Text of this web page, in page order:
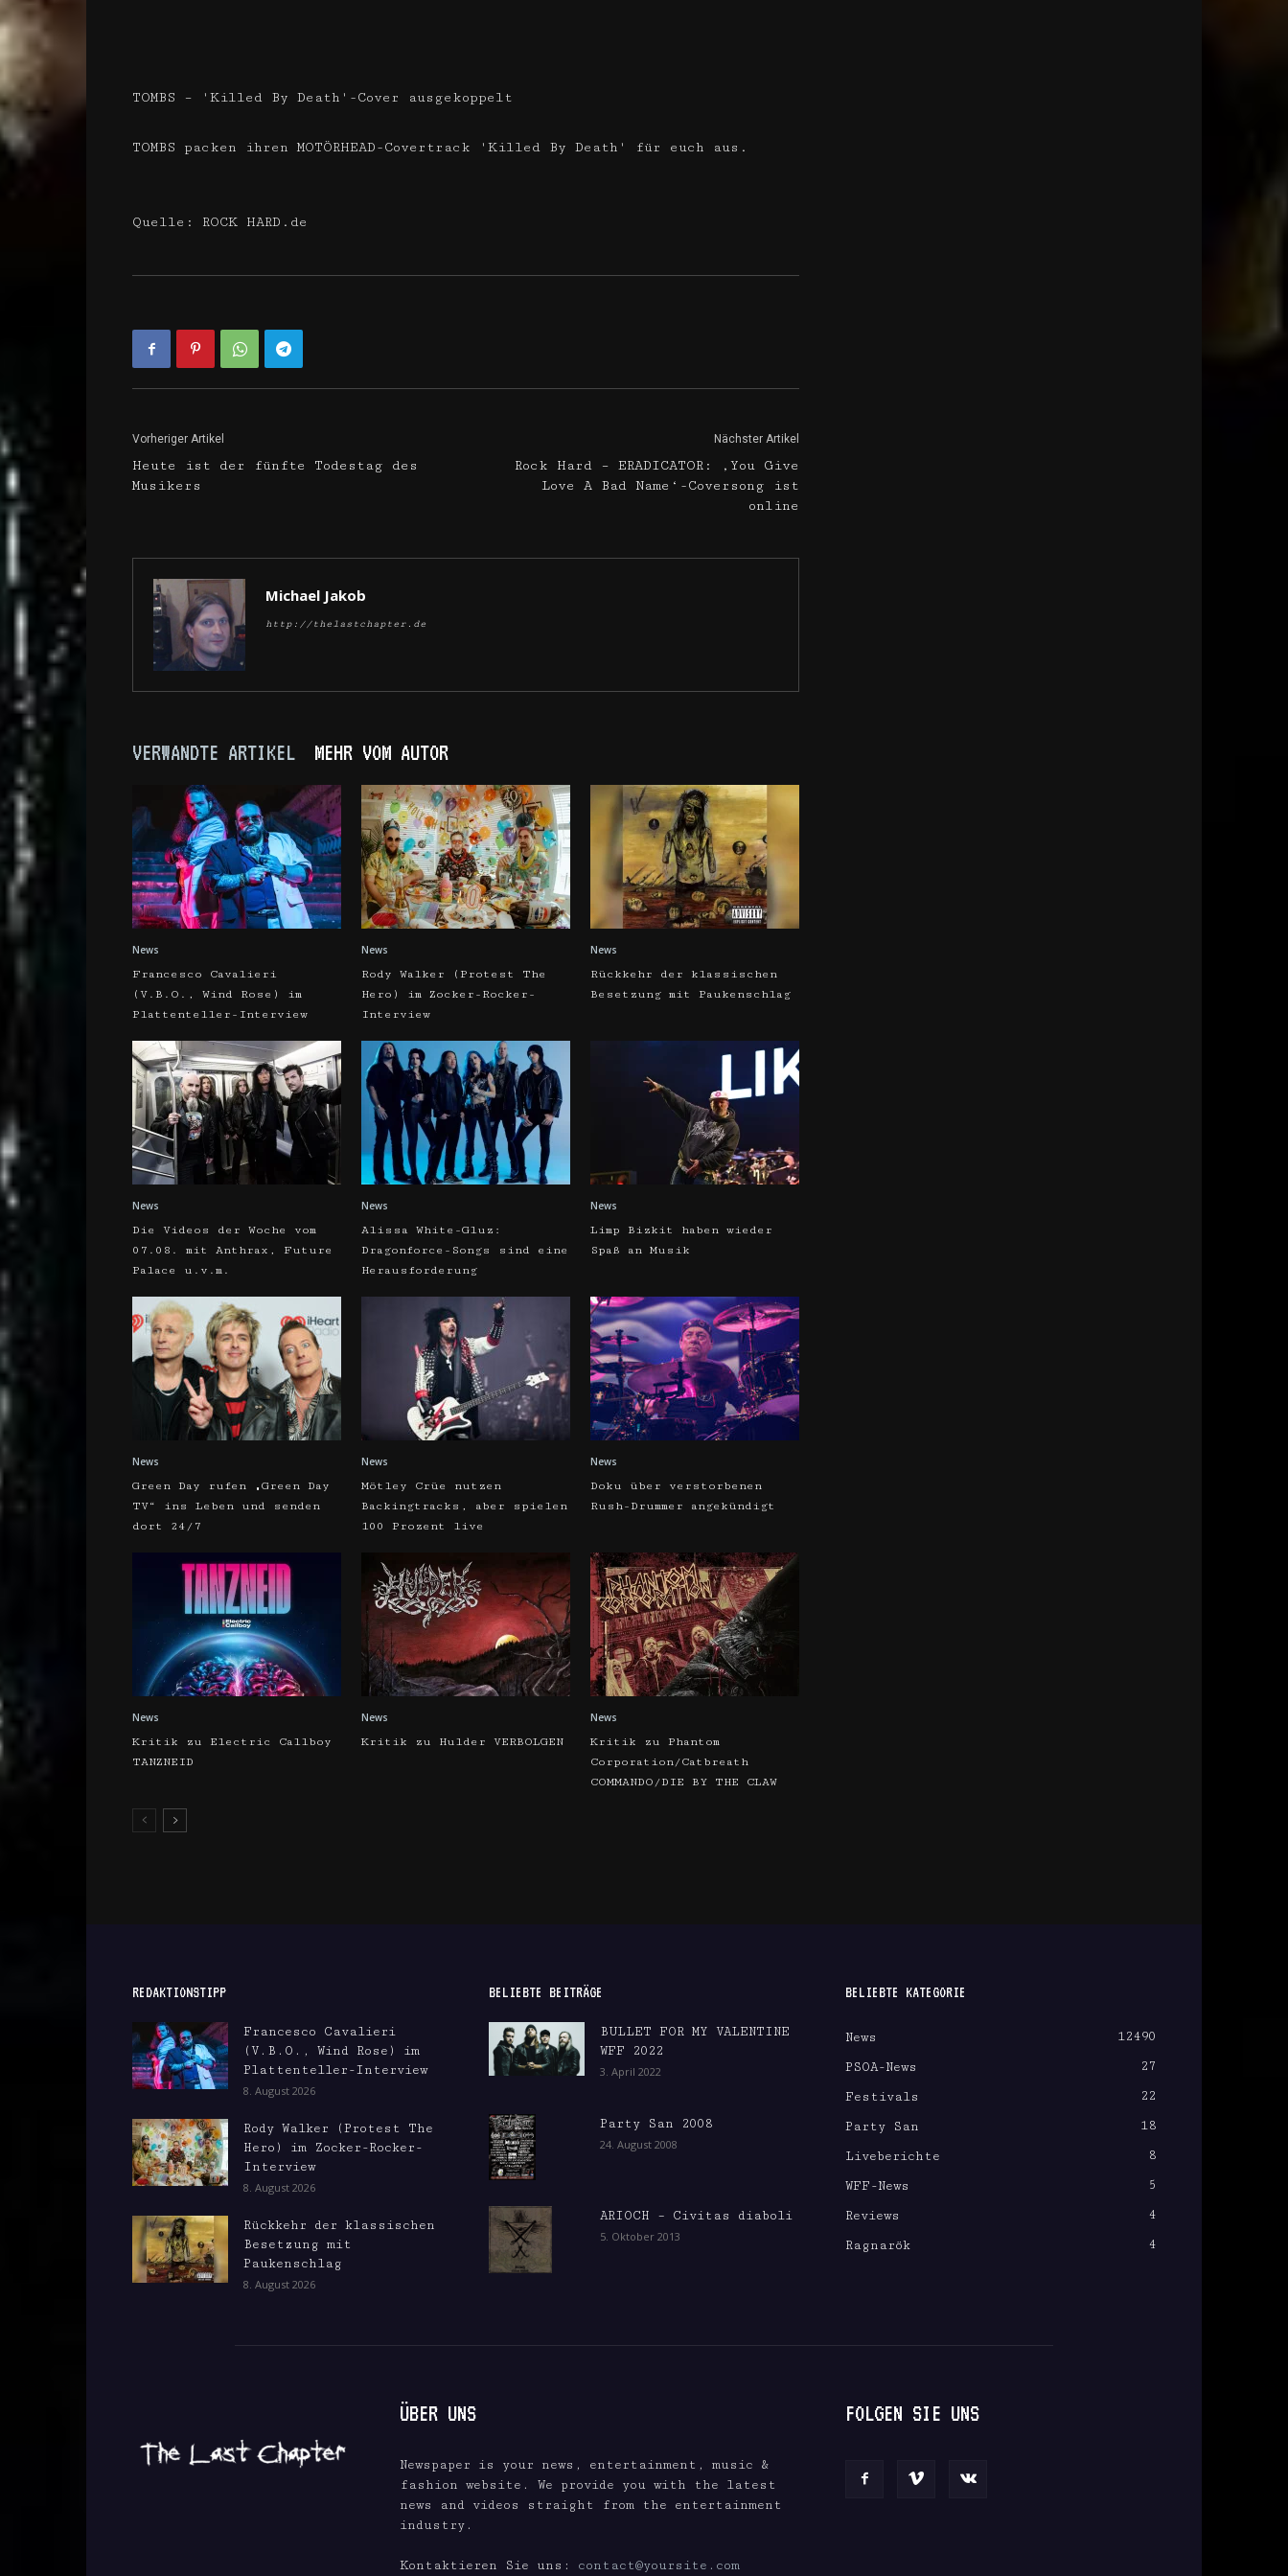
TOMBS – 'Killed By Death'-Cover ausgekoppelt
TOMBS packen ihren MOTÖRHEAD-Covertrack 'Killed By Death' für euch aus.
Quelle: ROCK HARD.de
Vorheriger Artikel
Heute ist der fünfte Todestag des
Musikers
Nächster Artikel
Rock Hard – ERADICATOR: ‚You Give
Love A Bad Name‘-Coversong ist
online
Michael Jakob
http://thelastchapter.de
VERWANDTE ARTIKEL MEHR VOM AUTOR
News
Francesco Cavalieri
(V.B.O., Wind Rose) im
Plattenteller-Interview
News
Rody Walker (Protest The
Hero) im Zocker-Rocker-
Interview
News
Rückkehr der klassischen
Besetzung mit Paukenschlag
News
Die Videos der Woche vom
07.08. mit Anthrax, Future
Palace u.v.m.
News
Alissa White-Gluz:
Dragonforce-Songs sind eine
Herausforderung
News
Limp Bizkit haben wieder
Spaß an Musik
News
Green Day rufen „Green Day
TV“ ins Leben und senden
dort 24/7
News
Mötley Crüe nutzen
Backingtracks, aber spielen
100 Prozent live
News
Doku über verstorbenen
Rush-Drummer angekündigt
News
Kritik zu Electric Callboy
TANZNEID
News
Kritik zu Hulder VERBOLGEN
News
Kritik zu Phantom
Corporation/Catbreath
COMMANDO/DIE BY THE CLAW
REDAKTIONSTIPP
Francesco Cavalieri
(V.B.O., Wind Rose) im
Plattenteller-Interview
8. August 2026
Rody Walker (Protest The
Hero) im Zocker-Rocker-
Interview
8. August 2026
Rückkehr der klassischen
Besetzung mit
Paukenschlag
8. August 2026
BELIEBTE BEITRÄGE
BULLET FOR MY VALENTINE
WFF 2022
3. April 2022
Party San 2008
24. August 2008
ARIOCH – Civitas diaboli
5. Oktober 2013
BELIEBTE KATEGORIE
News
12490
PSOA-News
27
Festivals
22
Party San
18
Liveberichte
8
WFF-News
5
Reviews
4
Ragnarök
4
ÜBER UNS
Newspaper is your news, entertainment, music &
fashion website. We provide you with the latest
news and videos straight from the entertainment
industry.
Kontaktieren Sie uns: contact@yoursite.com
FOLGEN SIE UNS